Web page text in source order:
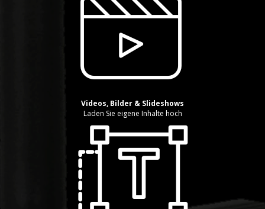
Videos, Bilder & Slideshows
Laden Sie eigene Inhalte hoch